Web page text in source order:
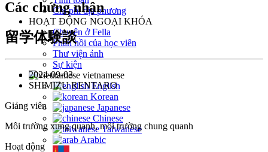
Chi phí địa phương
HOẠT ĐỘNG NGOẠI KHÓA
Chuyện ở Fella
Phản hồi của học viên
Thư viện ảnh
Sự kiện
vietnamese
English
Korean
Japanese
Chinese
Taiwanese
Arabic
Các chứng nhận
留学体験談
2024-09-03
SHIMIZU RENTARO
Giảng viên
Môi trường xung quanh, môi trường chung quanh
Hoạt động